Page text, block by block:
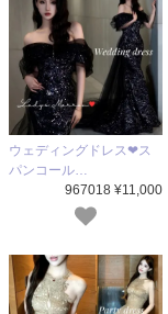
ウェディングドレス❤ス
パンコール…
967018 ¥11,000